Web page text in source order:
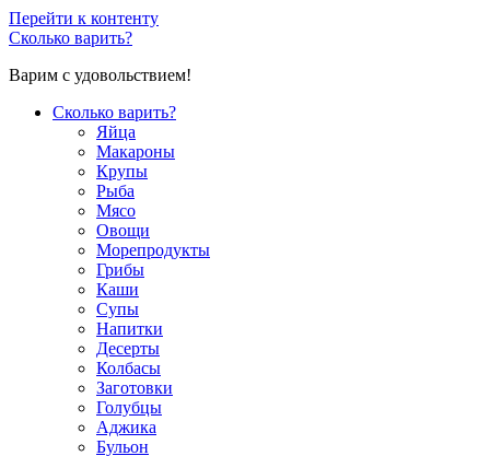
Перейти к контенту
Сколько варить?
Варим с удовольствием!
Сколько варить?
Яйца
Макароны
Крупы
Рыба
Мясо
Овощи
Морепродукты
Грибы
Каши
Супы
Напитки
Десерты
Колбасы
Заготовки
Голубцы
Аджика
Бульон